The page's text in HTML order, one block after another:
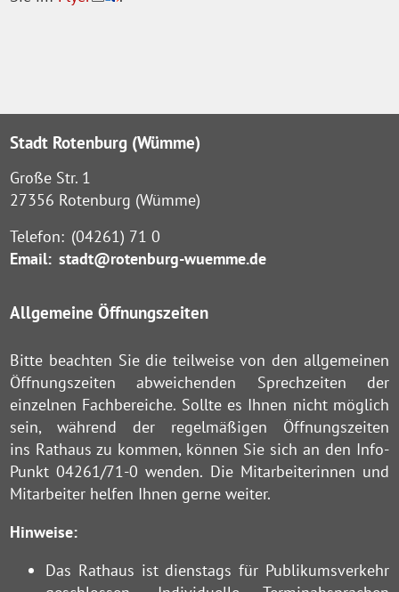
Stadt Rotenburg (Wümme)
Große Str. 1
27356 Rotenburg (Wümme)
Telefon: (04261) 71 0
Email: stadt@rotenburg-wuemme.de
Allgemeine Öffnungszeiten
Bitte beachten Sie die teilweise von den allgemeinen
Öffnungszeiten abweichenden Sprechzeiten der
einzelnen Fachbereiche. Sollte es Ihnen nicht möglich
sein, während der regelmäßigen Öffnungszeiten
ins Rathaus zu kommen, können Sie sich an den Info-
Punkt 04261/71-0 wenden. Die Mitarbeiterinnen und
Mitarbeiter helfen Ihnen gerne weiter.
Hinweise:
Das Rathaus ist dienstags für Publikumsverkehr